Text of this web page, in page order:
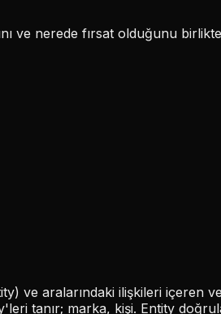
ve nerede fırsat olduğunu
ve aralarındaki ilişkileri içeren
tanır; marka, kişi. Entity